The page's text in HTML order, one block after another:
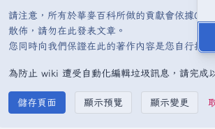
請注意，所有於華麥百科所做的貢獻會依據
散佈，請勿在此發表文章。
您同時向我們保證在此的著作內容是您自行撰
為防止 wiki 遭受自動化編輯垃圾訊息，請完成